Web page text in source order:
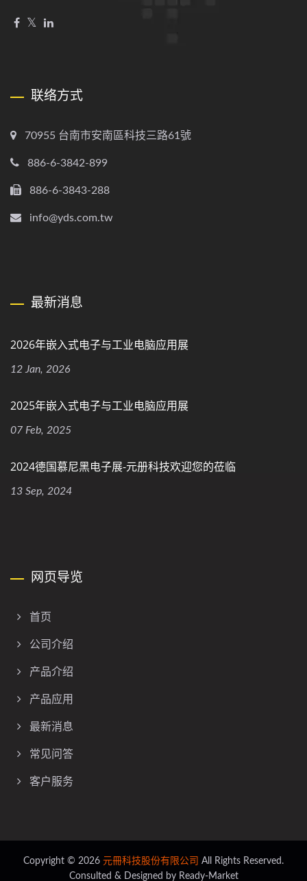
联络方式
70955 台南市安南區科技三路61號
886-6-3842-899
886-6-3843-288
info@yds.com.tw
最新消息
2026年嵌入式电子与工业电脑应用展
12 Jan, 2026
2025年嵌入式电子与工业电脑应用展
07 Feb, 2025
2024德国慕尼黑电子展-元册科技欢迎您的莅临
13 Sep, 2024
网页导览
首页
公司介绍
产品介绍
产品应用
最新消息
常见问答
客户服务
Copyright © 2026 元冊科技股份有限公司 All Rights Reserved.
Consulted & Designed by Ready-Market